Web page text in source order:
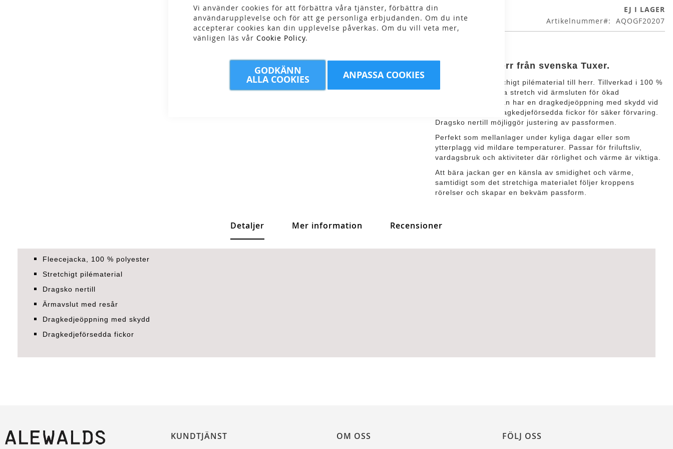
Stäng
Vi använder cookies för att förbättra våra tjänster, förbättra din
användarupplevelse och för att ge personliga erbjudanden. Om du inte
accepterar cookies kan din upplevelse påverkas. Om du vill veta mer,
vänligen läs vår Cookie Policy.
GODKÄNN
ALLA COOKIES ANPASSA COOKIES
EJ I LAGER
Artikelnummer
AQOGF20207
Fleecejacka herr från svenska Tuxer.
Fleecejacka i stretchigt pilématerial till herr. Tillverkad i 100 %
polyester med extra stretch vid ärmsluten för ökad
rörelsefrihet. Jackan har en dragkedjeöppning med skydd vid
halsen samt två dragkedjeförsedda fickor för säker förvaring.
Dragsko nertill möjliggör justering av passformen.
Perfekt som mellanlager under kyliga dagar eller som
ytterplagg vid mildare temperaturer. Passar för friluftsliv,
vardagsbruk och aktiviteter där rörlighet och värme är viktiga.
Att bära jackan ger en känsla av smidighet och värme,
samtidigt som det stretchiga materialet följer kroppens
rörelser och skapar en bekväm passform.
Detaljer
Fleecejacka, 100 % polyester
Stretchigt pilématerial
Dragsko nertill
Ärmavslut med resår
Dragkedjeöppning med skydd
Dragkedjeförsedda fickor
Mer information Recensioner
KUNDTJÄNST OM OSS FÖLJ OSS